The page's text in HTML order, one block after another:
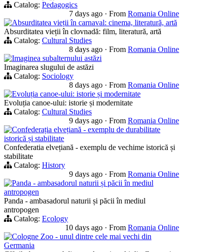
Catalog: Pedagogics
7 days ago · From Romania Online
Absurditatea vieții în carnaval: cinema, literatură, artă
Absurditatea vieții în clovnadă: film, literatură, artă
Catalog: Cultural Studies
8 days ago · From Romania Online
Imaginea subalternului astăzi
Imaginarea slugului de astăzi
Catalog: Sociology
8 days ago · From Romania Online
Evoluția canoe-ului: istorie și modernitate
Evoluția canoe-ului: istorie și modernitate
Catalog: Cultural Studies
9 days ago · From Romania Online
Confederația elvețiană - exemplu de durabilitate
istorică și stabilitate
Confederatia elvețiană - exemplu de vechime istorică și
stabilitate
Catalog: History
9 days ago · From Romania Online
Panda - ambasadorul naturii și păcii în mediul
antropogen
Panda - ambasadorul naturii și păcii în mediul
antropogen
Catalog: Ecology
10 days ago · From Romania Online
Cologne Zoo - unul dintre cele mai vechi din
Germania